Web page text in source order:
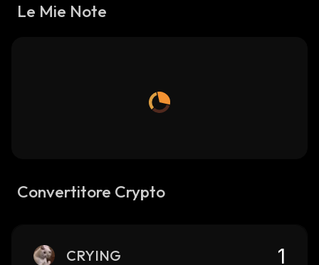
Le Mie Note
Convertitore Crypto
CRYING